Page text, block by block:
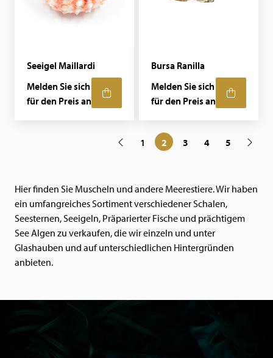
Seeigel Maillardi
Melden Sie sich
für den Preis an
Bursa Ranilla
Melden Sie sich
für den Preis an
1 2 3 4 5
Hier finden Sie Muscheln und andere Meerestiere. Wir haben
ein umfangreiches Sortiment verschiedener Schalen,
Seesternen, Seeigeln, Präparierter Fische und prächtigem
See Algen zu verkaufen, die wir einzeln und unter
Glashauben und auf unterschiedlichen Hintergründen
anbieten.